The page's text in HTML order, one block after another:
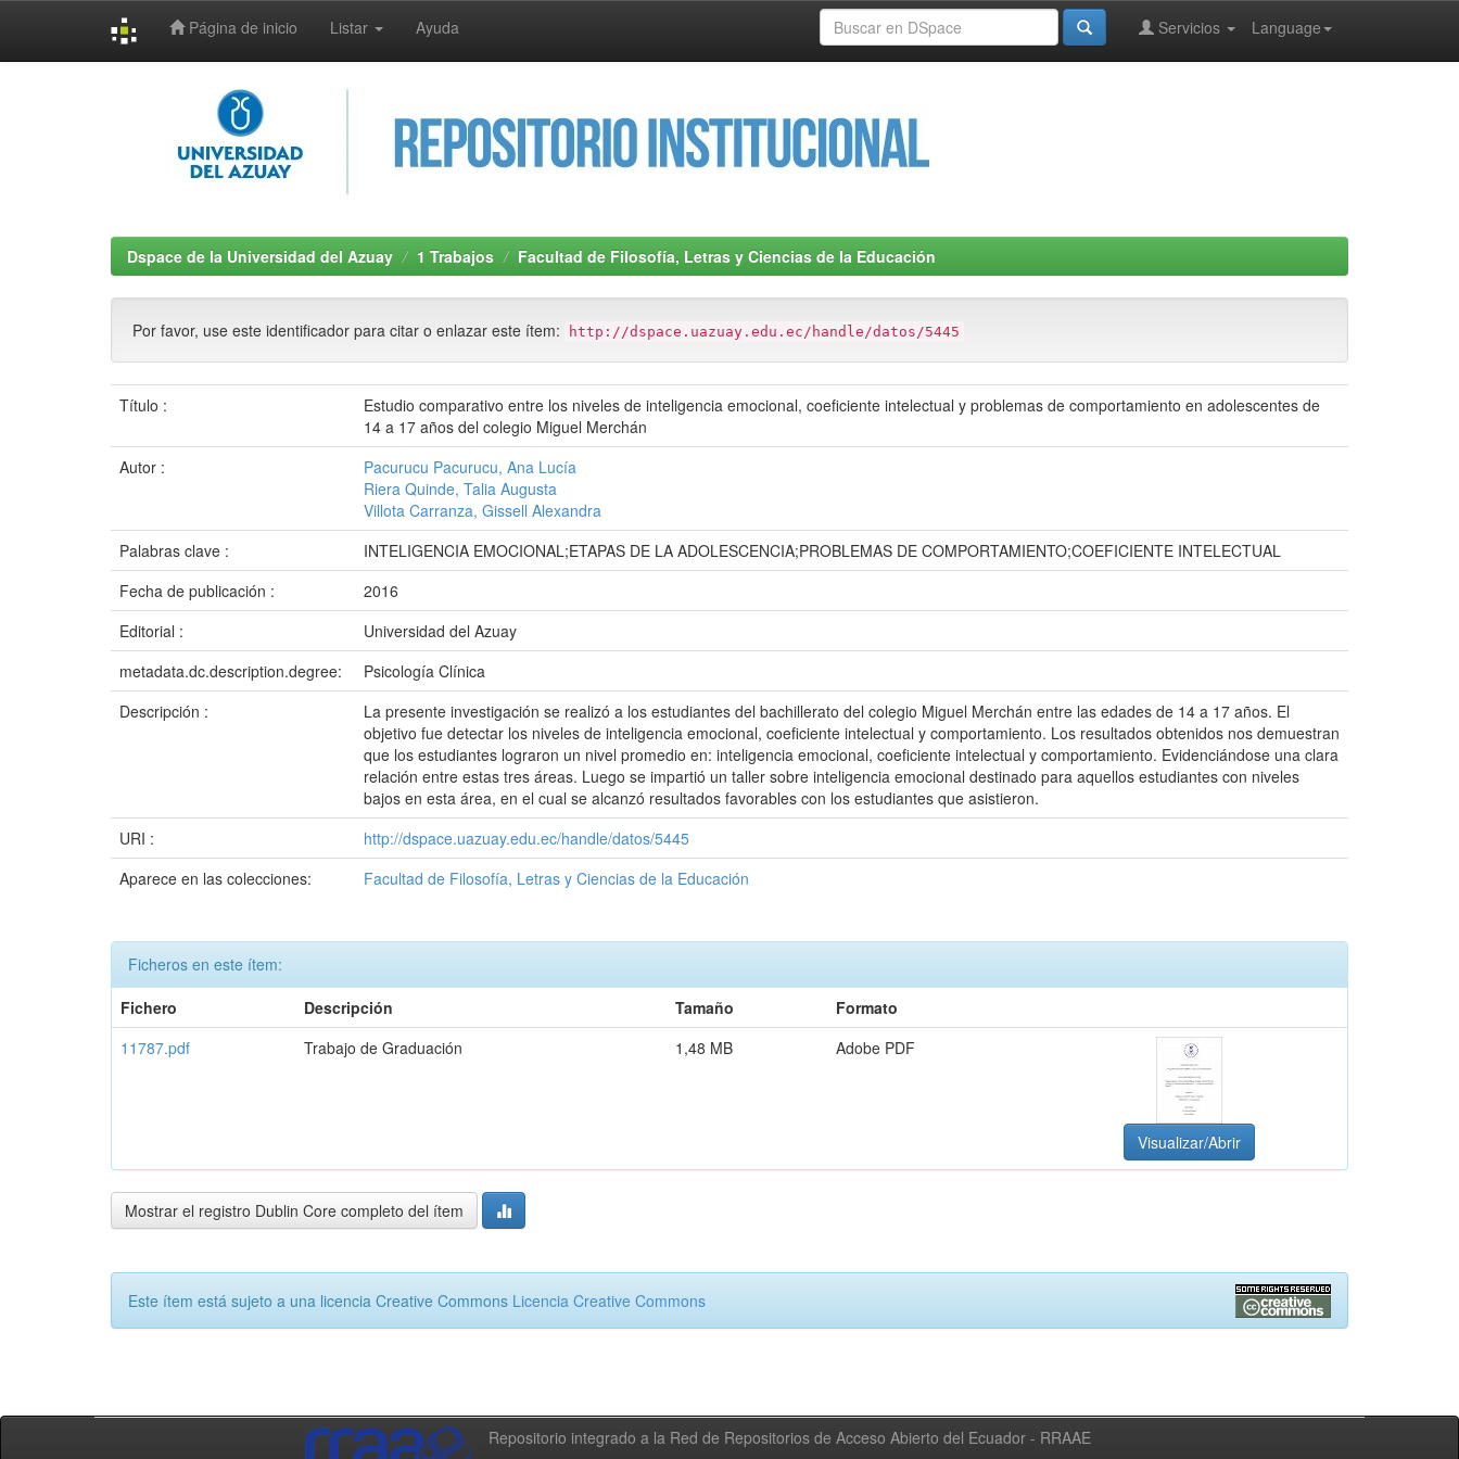
Página de inicio Listar Ayuda Language
Servicios
Dspace de la Universidad del Azuay 1 Trabajos Facultad de Filosofía, Letras y Ciencias de la Educación
Por favor, use este identificador para citar o enlazar este ítem: http://dspace.uazuay.edu.ec/handle/datos/5445
Título :
Estudio comparativo entre los niveles de inteligencia emocional, coeficiente intelectual y problemas de comportamiento en adolescentes de
14 a 17 años del colegio Miguel Merchán
Autor :
Pacurucu Pacurucu, Ana Lucía
Riera Quinde, Talia Augusta
Villota Carranza, Gissell Alexandra
Palabras clave :
INTELIGENCIA EMOCIONAL;ETAPAS DE LA ADOLESCENCIA;PROBLEMAS DE COMPORTAMIENTO;COEFICIENTE INTELECTUAL
Fecha de publicación :
2016
Editorial :
Universidad del Azuay
metadata.dc.description.degree:
Psicología Clínica
Descripción :
La presente investigación se realizó a los estudiantes del bachillerato del colegio Miguel Merchán entre las edades de 14 a 17 años. El
objetivo fue detectar los niveles de inteligencia emocional, coeficiente intelectual y comportamiento. Los resultados obtenidos nos demuestran
que los estudiantes lograron un nivel promedio en: inteligencia emocional, coeficiente intelectual y comportamiento. Evidenciándose una clara
relación entre estas tres áreas. Luego se impartió un taller sobre inteligencia emocional destinado para aquellos estudiantes con niveles
bajos en esta área, en el cual se alcanzó resultados favorables con los estudiantes que asistieron.
URI :
http://dspace.uazuay.edu.ec/handle/datos/5445
Aparece en las colecciones:
Facultad de Filosofía, Letras y Ciencias de la Educación
Ficheros en este ítem:
Fichero
Descripción Tamaño
Formato
11787.pdf
Trabajo de Graduación 1,48 MB Adobe PDF
Visualizar/Abrir
Mostrar el registro Dublin Core completo del ítem
Este ítem está sujeto a una licencia Creative Commons Licencia Creative Commons
Repositorio integrado a la Red de Repositorios de Acceso Abierto del Ecuador - RRAAE